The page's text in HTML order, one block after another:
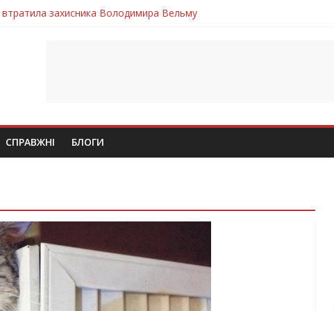
захисника Володимира Вельму
скорботі: на щиті повертається воїн Володимир Паламарчук
бойового завдання загинув захисник Юрій Пушкар з Тернопільщини
молодий захисник Дмитро Березко з Тернопільщини
СПРАВЖНІ БЛОГИ